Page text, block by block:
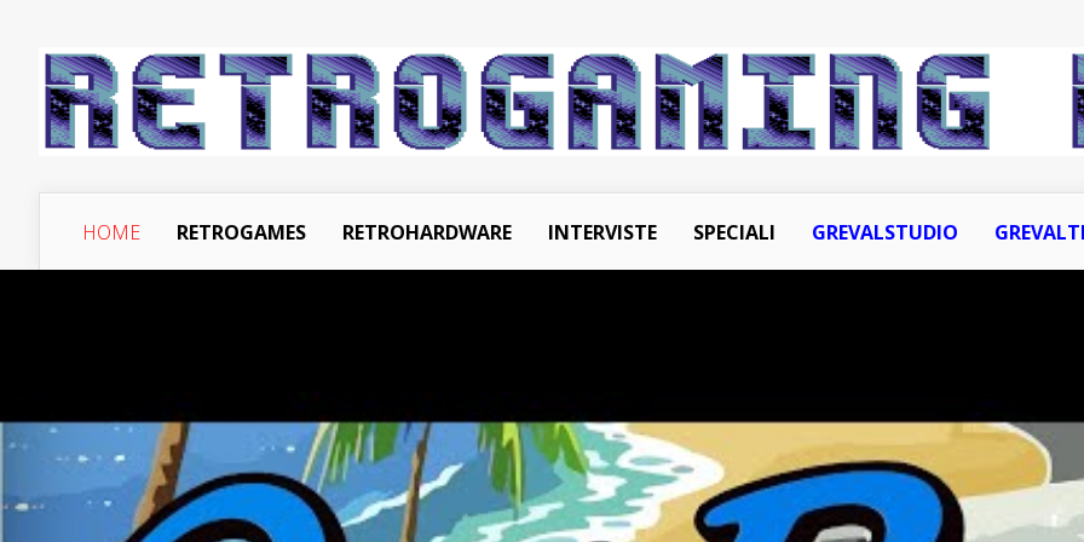
HOME RETROGAMES RETROHARDWARE INTERVISTE SPECIALI GREVALSTUDIO